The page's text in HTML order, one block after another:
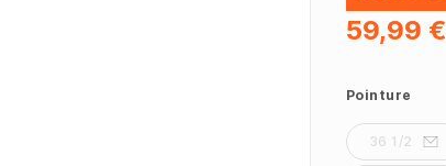
59,99 €
Pointure
36 1/2